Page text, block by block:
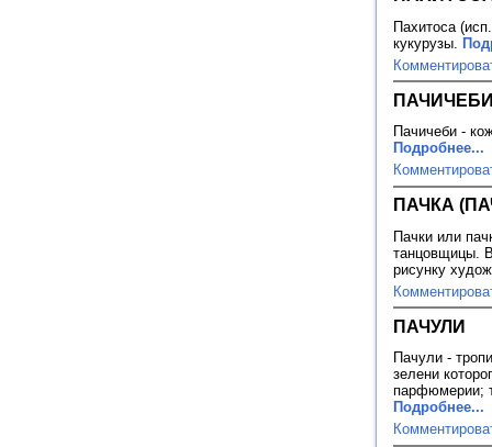
Пахитоса
кукурузы.
Пачичеби -
Подробнее...
ПАЧКА
Пачки или
танцовщицы.
рисунку
ПАЧУЛИ
Пачули -
зелени
парфюмерии;
Подробнее...